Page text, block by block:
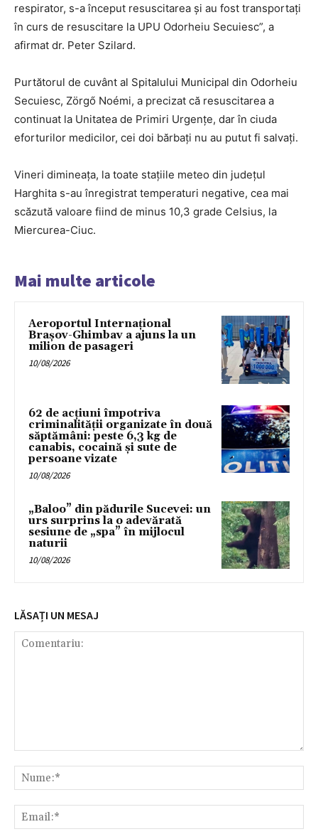
respirator, s-a început resuscitarea şi au fost transportaţi
în curs de resuscitare la UPU Odorheiu Secuiesc”, a
afirmat dr. Peter Szilard.
Purtătorul de cuvânt al Spitalului Municipal din Odorheiu
Secuiesc, Zörgő Noémi, a precizat că resuscitarea a
continuat la Unitatea de Primiri Urgenţe, dar în ciuda
eforturilor medicilor, cei doi bărbaţi nu au putut fi salvaţi.
Vineri dimineaţa, la toate staţiile meteo din judeţul
Harghita s-au înregistrat temperaturi negative, cea mai
scăzută valoare fiind de minus 10,3 grade Celsius, la
Miercurea-Ciuc.
Mai multe articole
Aeroportul Internațional
Brașov-Ghimbav a ajuns la un
milion de pasageri
10/08/2026
62 de acțiuni împotriva
criminalității organizate în două
săptămâni: peste 6,3 kg de
canabis, cocaină și sute de
persoane vizate
10/08/2026
„Baloo” din pădurile Sucevei: un
urs surprins la o adevărată
sesiune de „spa” în mijlocul
naturii
10/08/2026
LĂSAȚI UN MESAJ